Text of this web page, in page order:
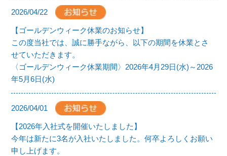
2026/04/22
【ゴールデンウィーク休業のお知らせ】
この度当社では、誠に勝手ながら、以下の期間を休業とさ
せていただきます。
〈ゴールデンウィーク休業期間〉2026年4月29日(水)～2026
年5月6日(水)
2026/04/01
【2026年入社式を開催いたしました】
今年は新たに3名が入社いたしました。何卒よろしくお願い
申し上げます。